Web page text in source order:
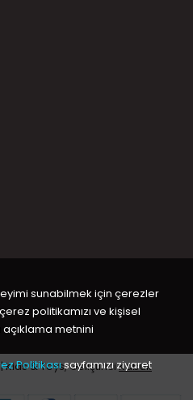
& Toys, GeliştiriciKabuk
sunabilmek için çerezler
politikamızı ve kişisel
açıklama metnini
Politikasısayfamızı ziyaret